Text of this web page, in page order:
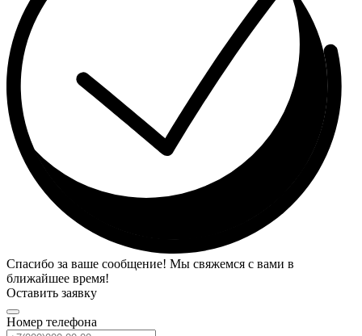
Спасибо за ваше сообщение! Мы свяжемся с вами в
ближайшее время!
Оставить заявку
Номер телефона